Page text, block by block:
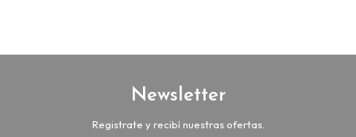
Newsletter
Registrate y recibí nuestras ofertas.